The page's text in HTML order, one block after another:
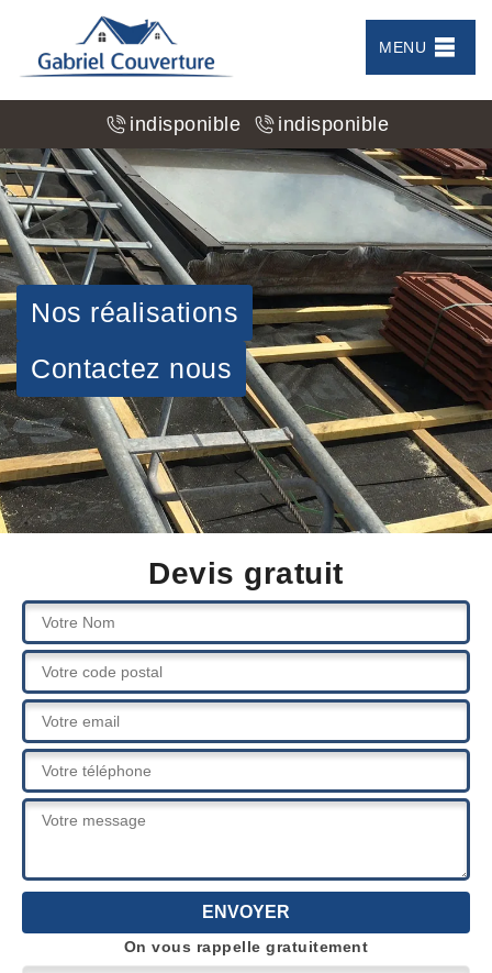
MENU
indisponible indisponible
Nos réalisations
Contactez nous
Devis gratuit
On vous rappelle gratuitement